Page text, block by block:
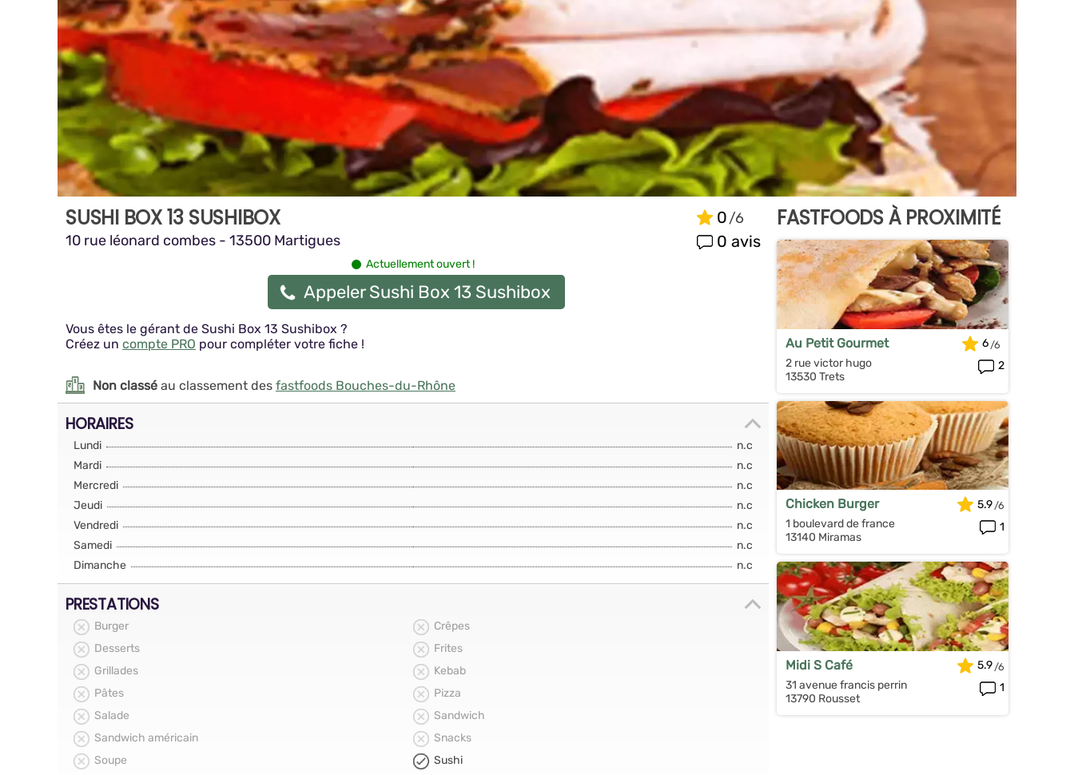
SUSHI BOX 13 SUSHIBOX
10 rue léonard combes - 13500 Martigues
0
0 avis
Actuellement ouvert !
Appeler Sushi Box 13 Sushibox
Vous êtes le gérant de Sushi Box 13 Sushibox ?
Créez un compte PRO pour compléter votre fiche !
Non classé au classement des fastfoods Bouches-du-Rhône
HORAIRES
Lundi
n.c
Mardi
n.c
Mercredi
n.c
Jeudi
n.c
Vendredi
n.c
Samedi
n.c
Dimanche
n.c
PRESTATIONS
Burger
Crêpes
Desserts
Frites
Grillades
Kebab
Pâtes
Pizza
Salade
Sandwich
Sandwich américain
Snacks
Soupe
Sushi
FASTFOODS À PROXIMITÉ
Au Petit Gourmet
2 rue victor hugo
13530 Trets
6
2
Chicken Burger
1 boulevard de france
13140 Miramas
5.9
1
Midi S Café
31 avenue francis perrin
13790 Rousset
5.9
1